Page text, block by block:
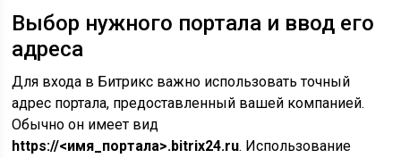
Выбор нужного портала и ввод его
адреса
Для входа в Битрикс важно использовать точный
адрес портала, предоставленный вашей компанией.
Обычно он имеет вид
https://<имя_портала>.bitrix24.ru. Использование